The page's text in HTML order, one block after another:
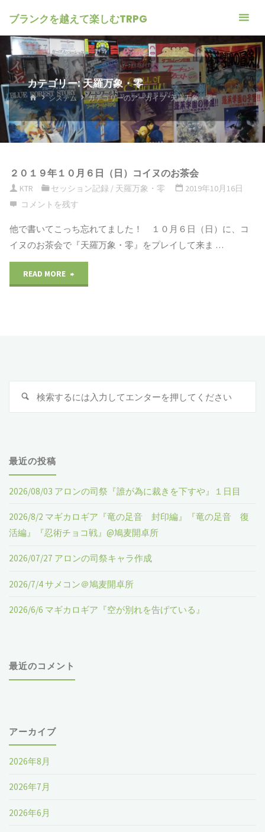
ブランクを越えて楽しむTRPG
カテゴリー: 天羅万象・零
ホ
ム
システム カテゴリーのアーカイブ "天羅万象・零"
２０１９年１０月６日（日）コイヌのお茶会
KTR セッション記録 / 天羅万象・零
2019年10月16日
コメントを残す
他で書いてこっち忘れてました！ １０月６日（日）に、コ
イヌのお茶会で『天羅万象・零』をプレイして来ま …
READ MORE
１
日
（日）
検
最近の投稿
2026/08/03 アロンの司祭『誰が為に裁きを下すや』１日目
2026/8/2 マギカロギア『竜の足音 封印編』『竜の足音 復
活編』『忍術チョコ戦』@鳩麦開卓所
2026/07/27 アロンの司祭キャラ作成
2026/7/4 サメコン＠鳩麦開卓所
2026/6/6 マギカロギア『空が別れを告げている』
最近のコメント
アーカイブ
2026年8月
2026年7月
2026年6月